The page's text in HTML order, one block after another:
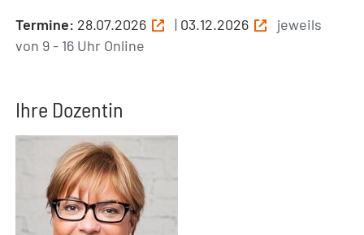
Termine: 28.07.2026 | 03.12.2026
jeweils
von 9 - 16 Uhr Online
Ihre Dozentin